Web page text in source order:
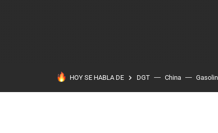
HOY SE HABLA DE DGT China